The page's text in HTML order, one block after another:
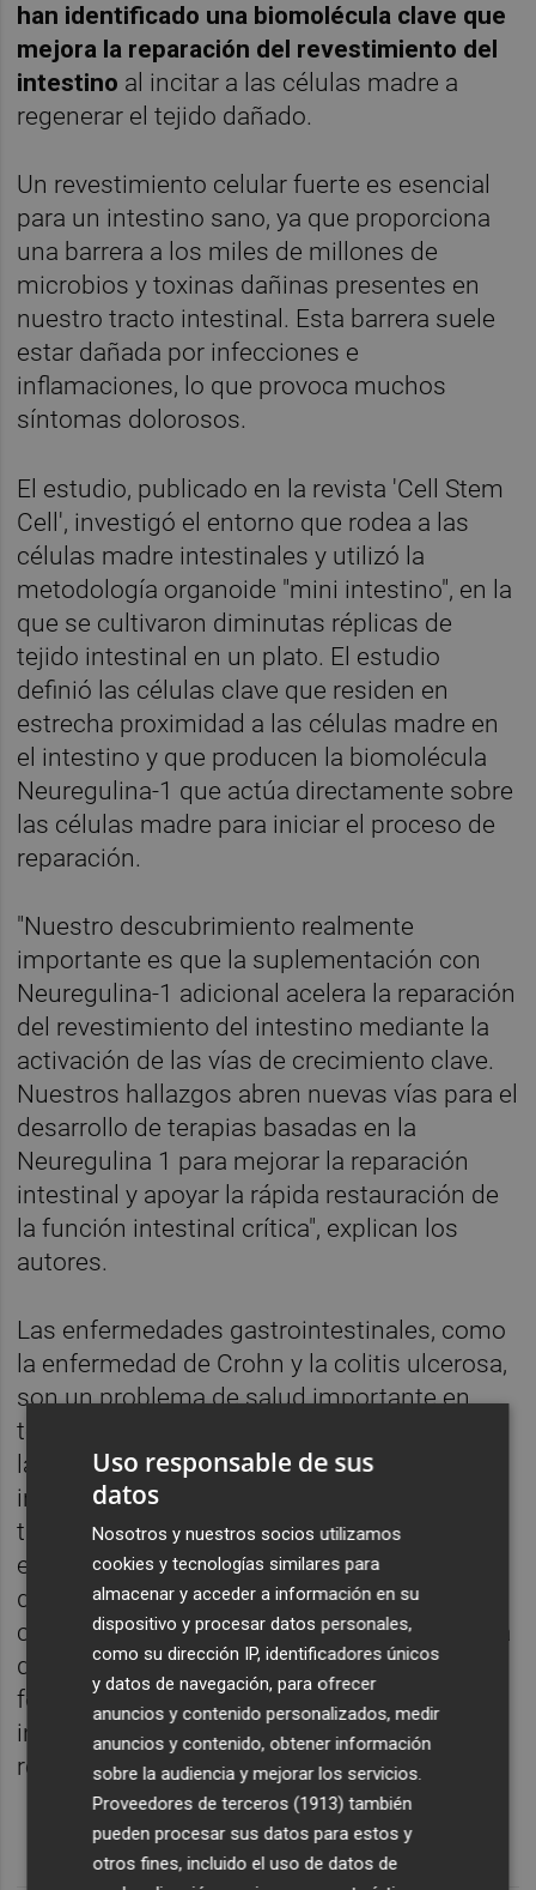
han identificado una biomolécula clave que
mejora la reparación del revestimiento del
intestino al incitar a las células madre a
regenerar el tejido dañado.
Un revestimiento celular fuerte es esencial
para un intestino sano, ya que proporciona
una barrera a los miles de millones de
microbios y toxinas dañinas presentes en
nuestro tracto intestinal. Esta barrera suele
estar dañada por infecciones e
inflamaciones, lo que provoca muchos
síntomas dolorosos.
El estudio, publicado en la revista 'Cell Stem
Cell', investigó el entorno que rodea a las
células madre intestinales y utilizó la
metodología organoide "mini intestino", en la
que se cultivaron diminutas réplicas de
tejido intestinal en un plato. El estudio
definió las células clave que residen en
estrecha proximidad a las células madre en
el intestino y que producen la biomolécula
Neuregulina-1 que actúa directamente sobre
las células madre para iniciar el proceso de
reparación.
"Nuestro descubrimiento realmente
importante es que la suplementación con
Neuregulina-1 adicional acelera la reparación
del revestimiento del intestino mediante la
activación de las vías de crecimiento clave.
Nuestros hallazgos abren nuevas vías para el
desarrollo de terapias basadas en la
Neuregulina 1 para mejorar la reparación
intestinal y apoyar la rápida restauración de
la función intestinal crítica", explican los
autores.
Las enfermedades gastrointestinales, como
la enfermedad de Crohn y la colitis ulcerosa,
son un problema de salud importante en
todo el mundo y provocan graves daños en
la capa de células epiteliales que recubren el
intestino. En esas condiciones, el intestino
tiene una capacidad limitada de reparación
eficaz para restablecer su principal función
de absorción y se asocia con síntomas
como la diarrea, la deshidratación, la pérdida
de peso y la malnutrición. El desarrollo de
formas de apoyar la reparación del tejido
intestinal mejorará drásticamente la
recuperación del paciente.
Uso responsable de sus
datos
Nosotros y nuestros socios utilizamos
cookies y tecnologías similares para
almacenar y acceder a información en su
dispositivo y procesar datos personales,
como su dirección IP, identificadores únicos
y datos de navegación, para ofrecer
anuncios y contenido personalizados, medir
anuncios y contenido, obtener información
sobre la audiencia y mejorar los servicios.
Proveedores de terceros (1913) también
pueden procesar sus datos para estos y
otros fines, incluido el uso de datos de